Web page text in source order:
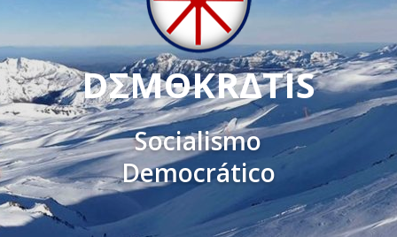
DΣMΘKRΔTIS
Socialismo
Democrático